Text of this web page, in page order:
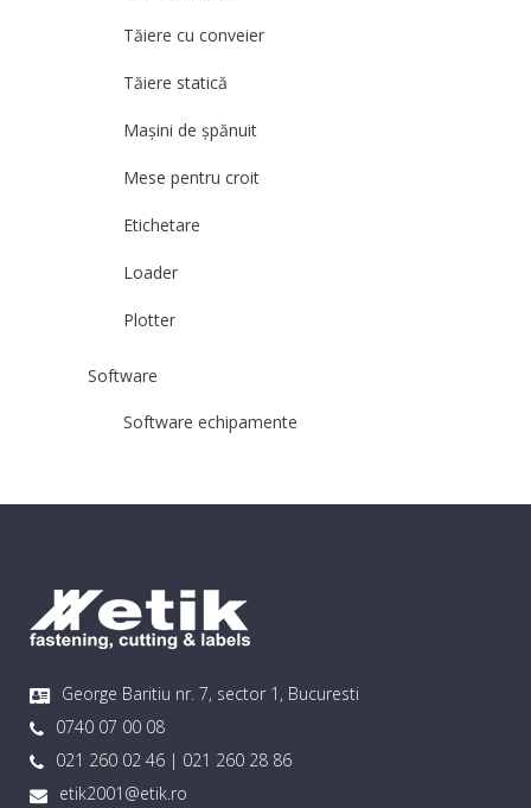
Tăiere cu conveier
Tăiere statică
Mașini de șpănuit
Mese pentru croit
Etichetare
Loader
Plotter
Software
Software echipamente
George Baritiu nr. 7, sector 1, Bucuresti
0740 07 00 08
021 260 02 46 | 021 260 28 86
etik2001@etik.ro